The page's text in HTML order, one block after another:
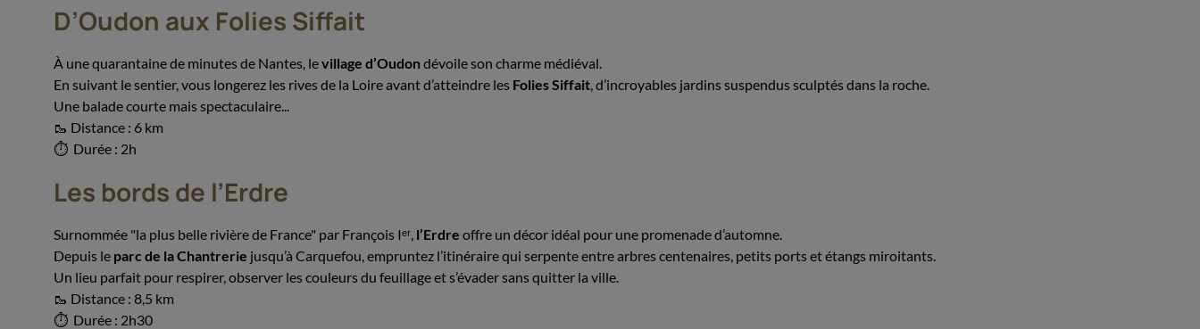
D’Oudon aux Folies Siffait
À une quarantaine de minutes de Nantes, levillage d’Oudondévoile son charme médiéval.
En suivant le sentier, vous longerez les rives de la Loire avant d’atteindre les Folies Siffait, d’incroyables jardins suspendus sculptés dans la roche.
Une balade courte mais spectaculaire...
🥾 Distance : 6 km
⏱ Durée : 2h
Les bords de l’Erdre
Surnommée "la plus belle rivière de France" par François Iᵉʳ, l’Erdre offre un décor idéal pour une promenade d’automne.
Depuis le parc de la Chantrerie jusqu’à Carquefou, empruntez l’itinéraire qui serpente entre arbres centenaires, petits ports et étangs miroitants.
Un lieu parfait pour respirer, observer les couleurs du feuillage et s’évader sans quitter la ville.
🥾 Distance : 8,5 km
⏱ Durée : 2h30